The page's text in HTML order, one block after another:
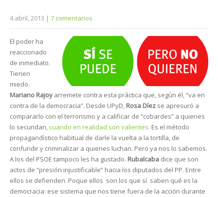
4 abril, 2013 | 7 comentarios
El poder ha
reaccionado
de inmediato.
Tienen
miedo.
Mariano Rajoy arremete contra esta práctica que, según él, “va en
contra de la democracia”. Desde UPyD, Rosa Díez se apresuró a
compararlo con el terrorismo y a calificar de “cobardes” a quienes
lo secundan, cuando en realidad son valientes. Es el método
propagandístico habitual de darle la vuelta a la tortilla, de
confundir y criminalizar a quienes luchan. Pero ya nos lo sabemos.
A los del PSOE tampoco les ha gustado. Rubalcaba dice que son
actos de “presión injustificable” hacia los diputados del PP. Entre
ellos se defienden. Poque ellos son los que sí saben qué es la
democracia: ese sistema que nos tiene fuera de la acción durante